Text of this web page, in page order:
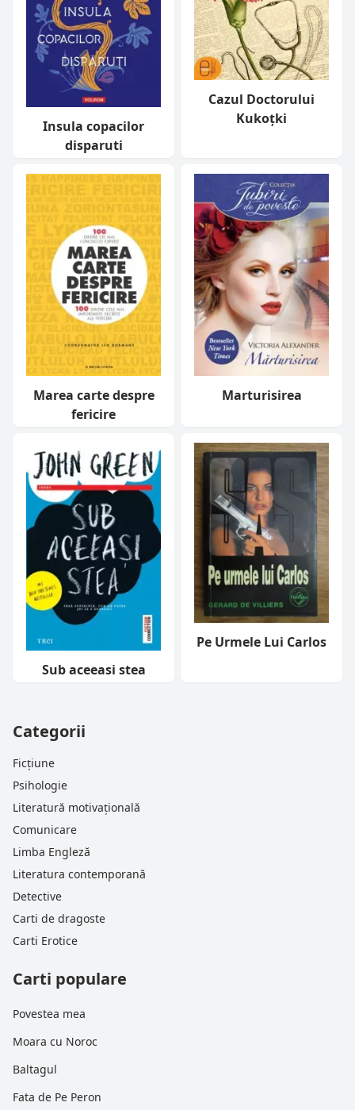
Insula copacilor
disparuti
Cazul Doctorului
Kukoţki
Marea carte despre
fericire
Marturisirea
Sub aceeasi stea
Pe Urmele Lui Carlos
Categorii
Ficțiune
Psihologie
Literatură motivațională
Comunicare
Limba Engleză
Literatura contemporană
Detective
Carti de dragoste
Carti Erotice
Carti populare
Povestea mea
Moara cu Noroc
Baltagul
Fata de Pe Peron